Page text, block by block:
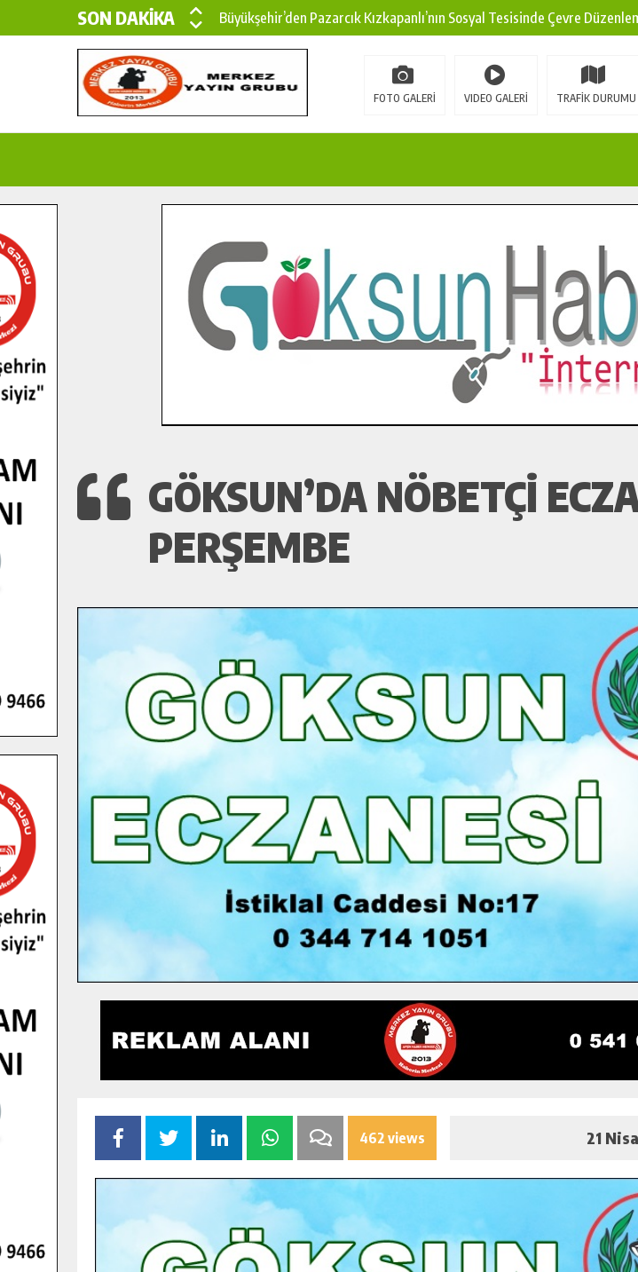
SON DAKİKA
Büyükşehir’den Pazarcık Kızkapanlı’nın Sosyal Tesisinde Çevre
Büyükşehir’den Pazarcık Kırsalına Modern Ulaşım Yatırımı.
Çin’den KSÜ’ye Uluslararası Başarı: Edinilen Bilgi Türk Tarımına Katkı
İlçe Jandarma Komutanı Karakaya’dan Başkan Cüce’ye Veda Ziyareti.
Bertiz’in Yeni Köprüsünde Sona Doğru.
FOTO GALERİ VIDEO GALERİ TRAFİK DURUMU
GÖKSUN’DA NÖBETÇI
PERŞEMBE
462 views 21